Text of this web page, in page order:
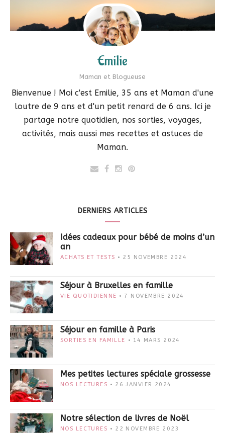
Emilie
Maman et Blogueuse
Bienvenue ! Moi c'est Emilie, 35 ans et Maman d'une
loutre de 9 ans et d'un petit renard de 6 ans. Ici je
partage notre quotidien, nos sorties, voyages,
activités, mais aussi mes recettes et astuces de
Maman.
DERNIERS ARTICLES
Idées cadeaux pour bébé de moins d’un
an
ACHATS ET TESTS 25 NOVEMBRE 2024
Séjour à Bruxelles en famille
VIE QUOTIDIENNE 7 NOVEMBRE 2024
Séjour en famille à Paris
SORTIES EN FAMILLE 14 MARS 2024
Mes petites lectures spéciale grossesse
NOS LECTURES 26 JANVIER 2024
Notre sélection de livres de Noël
NOS LECTURES 22 NOVEMBRE 2023